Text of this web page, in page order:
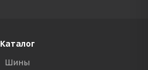
Каталог
Шины